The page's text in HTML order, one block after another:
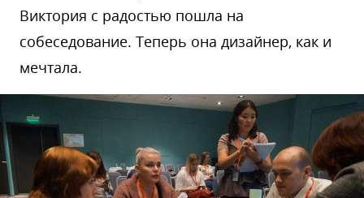
Виктория с радостью пошла на
собеседование. Теперь она дизайнер, как и
мечтала.